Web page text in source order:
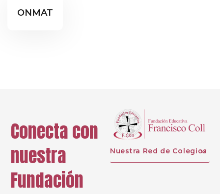
ONMAT
Conecta con
nuestra
Fundación
Nuestra Red de Colegios